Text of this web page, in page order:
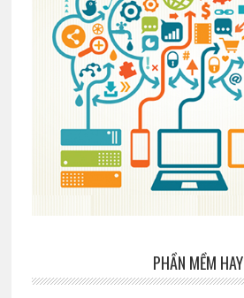
PHẦN MỀM HAY